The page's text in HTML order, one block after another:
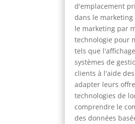
d'emplacement
dans le
le marketing par
technologie pour
tels que
systèmes de
clients à l'aide
adapter leurs
technologies de
comprendre le
des données